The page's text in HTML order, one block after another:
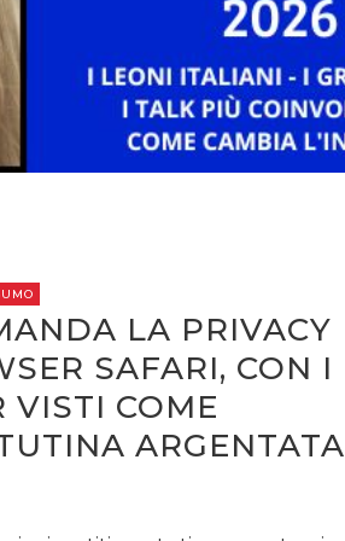
LA PRIVACY
SAFARI, CON I
VISTI COME
ARGENTATA